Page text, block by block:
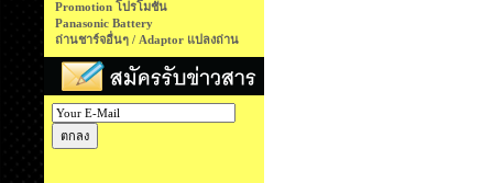
Promotion โปรโมชั่น
Panasonic Battery
ถ่านชาร์จอื่นๆ / Adaptor แปลงถ่าน